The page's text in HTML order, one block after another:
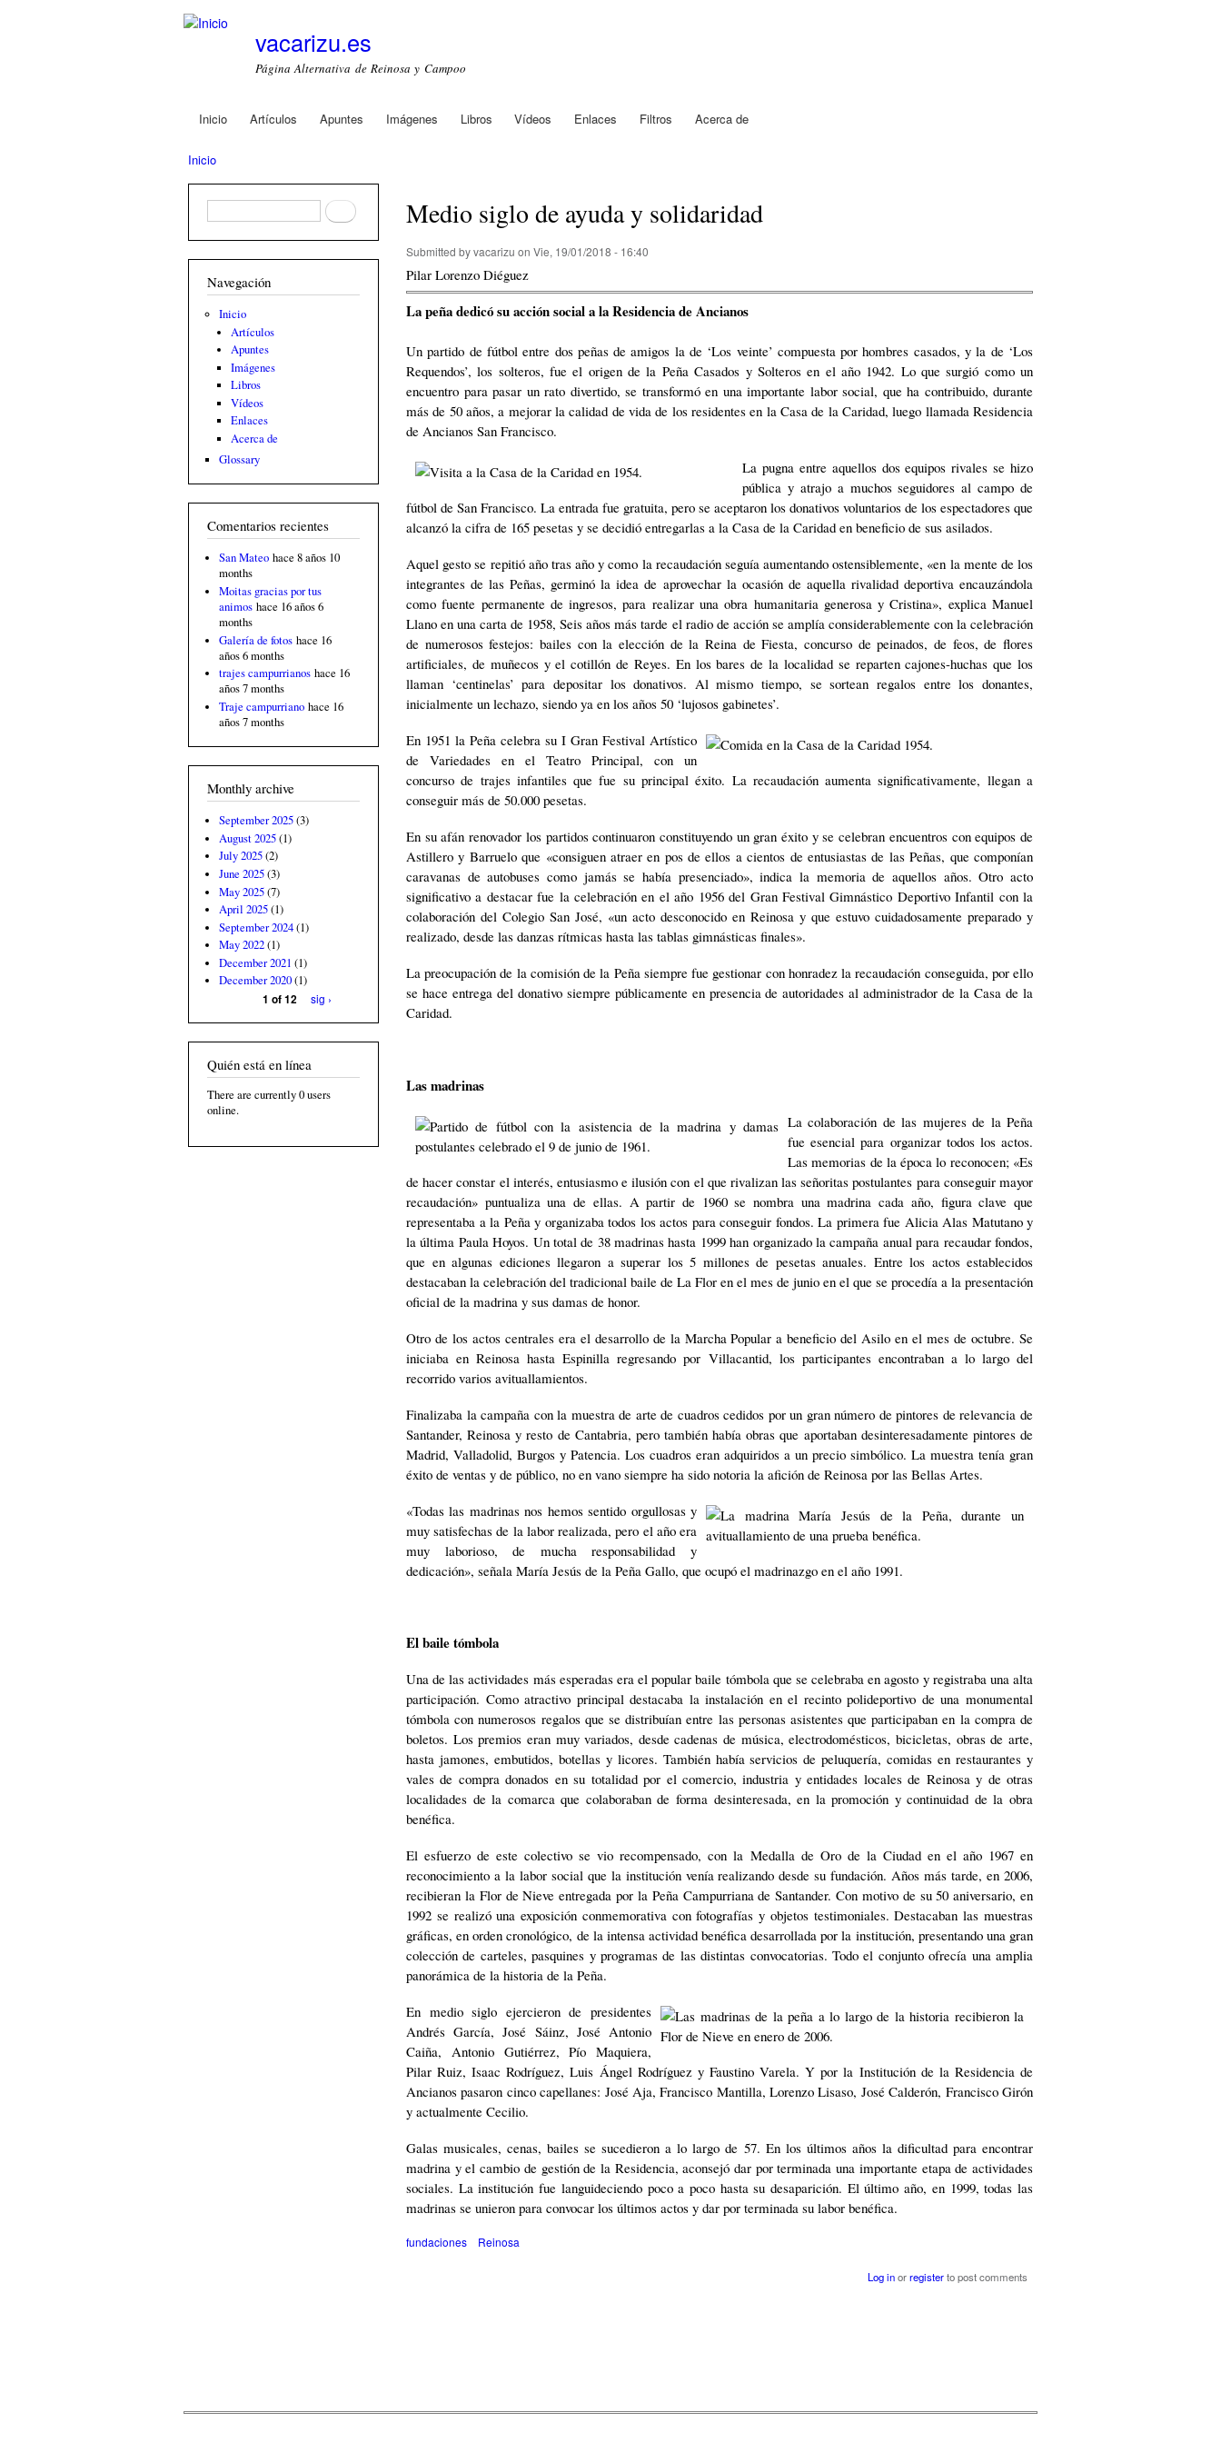
vacarizu.es
Página Alternativa de Reinosa y Campoo
Main menu
Inicio Artículos Apuntes Imágenes Libros Vídeos Enlaces Filtros Acerca de
Inicio
Formulario de búsquedaBuscar
Navegación
Inicio
Artículos
Apuntes
Imágenes
Libros
Vídeos
Enlaces
Acerca de
Glossary
Comentarios recientes
San Mateo hace 8 años 10
months
Moitas gracias por tus
animos hace 16 años 6
months
Galería de fotos hace 16
años 6 months
trajes campurrianos hace 16
años 7 months
Traje campurriano hace 16
años 7 months
Monthly archive
September 2025(3)
August 2025(1)
July 2025(2)
June 2025(3)
May 2025(7)
April 2025(1)
September 2024(1)
May 2022(1)
December 2021 (1)
December 2020(1)
1 of 12
sig ›
Quién está en línea
There are currently 0 users
online.
Medio siglo de ayuda y solidaridad
Submitted byvacarizu on Vie, 19/01/2018 - 16:40
Pilar Lorenzo Diéguez
La peña dedicó su acción social a la Residencia de Ancianos
Un partido de fútbol entre dos peñas de amigos la de ‘Los veinte’ compuesta por hombres casados, y la de ‘Los
Requendos’, los solteros, fue el origen de la Peña Casados y Solteros en el año 1942. Lo que surgió como un
encuentro para pasar un rato divertido, se transformó en una importante labor social, que ha contribuido, durante
más de 50 años, a mejorar la calidad de vida de los residentes en la Casa de la Caridad, luego llamada Residencia
de Ancianos San Francisco.
La pugna entre aquellos dos equipos rivales se hizo
pública y atrajo a muchos seguidores al campo de
fútbol de San Francisco. La entrada fue gratuita, pero se aceptaron los donativos voluntarios de los espectadores que
alcanzó la cifra de 165 pesetas y se decidió entregarlas a la Casa de la Caridad en beneficio de sus asilados.
Aquel gesto se repitió año tras año y como la recaudación seguía aumentando ostensiblemente, «en la mente de los
integrantes de las Peñas, germinó la idea de aprovechar la ocasión de aquella rivalidad deportiva encauzándola
como fuente permanente de ingresos, para realizar una obra humanitaria generosa y Cristina», explica Manuel
Llano en una carta de 1958, Seis años más tarde el radio de acción se amplía considerablemente con la celebración
de numerosos festejos: bailes con la elección de la Reina de Fiesta, concurso de peinados, de feos, de flores
artificiales, de muñecos y el cotillón de Reyes. En los bares de la localidad se reparten cajones-huchas que los
llaman ‘centinelas’ para depositar los donativos. Al mismo tiempo, se sortean regalos entre los donantes,
inicialmente un lechazo, siendo ya en los años 50 ‘lujosos gabinetes’.
En 1951 la Peña celebra su I Gran Festival Artístico
de Variedades en el Teatro Principal, con un
concurso de trajes infantiles que fue su principal éxito. La recaudación aumenta significativamente, llegan a
conseguir más de 50.000 pesetas.
En su afán renovador los partidos continuaron constituyendo un gran éxito y se celebran encuentros con equipos de
Astillero y Barruelo que «consiguen atraer en pos de ellos a cientos de entusiastas de las Peñas, que componían
caravanas de autobuses como jamás se había presenciado», indica la memoria de aquellos años. Otro acto
significativo a destacar fue la celebración en el año 1956 del Gran Festival Gimnástico Deportivo Infantil con la
colaboración del Colegio San José, «un acto desconocido en Reinosa y que estuvo cuidadosamente preparado y
realizado, desde las danzas rítmicas hasta las tablas gimnásticas finales».
La preocupación de la comisión de la Peña siempre fue gestionar con honradez la recaudación conseguida, por ello
se hace entrega del donativo siempre públicamente en presencia de autoridades al administrador de la Casa de la
Caridad.
Las madrinas
La colaboración de las mujeres de la Peña
fue esencial para organizar todos los actos.
Las memorias de la época lo reconocen; «Es
de hacer constar el interés, entusiasmo e ilusión con el que rivalizan las señoritas postulantes para conseguir mayor
recaudación» puntualiza una de ellas. A partir de 1960 se nombra una madrina cada año, figura clave que
representaba a la Peña y organizaba todos los actos para conseguir fondos. La primera fue Alicia Alas Matutano y
la última Paula Hoyos. Un total de 38 madrinas hasta 1999 han organizado la campaña anual para recaudar fondos,
que en algunas ediciones llegaron a superar los 5 millones de pesetas anuales. Entre los actos establecidos
destacaban la celebración del tradicional baile de La Flor en el mes de junio en el que se procedía a la presentación
oficial de la madrina y sus damas de honor.
Otro de los actos centrales era el desarrollo de la Marcha Popular a beneficio del Asilo en el mes de octubre. Se
iniciaba en Reinosa hasta Espinilla regresando por Villacantid, los participantes encontraban a lo largo del
recorrido varios avituallamientos.
Finalizaba la campaña con la muestra de arte de cuadros cedidos por un gran número de pintores de relevancia de
Santander, Reinosa y resto de Cantabria, pero también había obras que aportaban desinteresadamente pintores de
Madrid, Valladolid, Burgos y Patencia. Los cuadros eran adquiridos a un precio simbólico. La muestra tenía gran
éxito de ventas y de público, no en vano siempre ha sido notoria la afición de Reinosa por las Bellas Artes.
«Todas las madrinas nos hemos sentido orgullosas y
muy satisfechas de la labor realizada, pero el año era
muy laborioso, de mucha responsabilidad y
dedicación», señala María Jesús de la Peña Gallo, que ocupó el madrinazgo en el año 1991.
El baile tómbola
Una de las actividades más esperadas era el popular baile tómbola que se celebraba en agosto y registraba una alta
participación. Como atractivo principal destacaba la instalación en el recinto polideportivo de una monumental
tómbola con numerosos regalos que se distribuían entre las personas asistentes que participaban en la compra de
boletos. Los premios eran muy variados, desde cadenas de música, electrodomésticos, bicicletas, obras de arte,
hasta jamones, embutidos, botellas y licores. También había servicios de peluquería, comidas en restaurantes y
vales de compra donados en su totalidad por el comercio, industria y entidades locales de Reinosa y de otras
localidades de la comarca que colaboraban de forma desinteresada, en la promoción y continuidad de la obra
benéfica.
El esfuerzo de este colectivo se vio recompensado, con la Medalla de Oro de la Ciudad en el año 1967 en
reconocimiento a la labor social que la institución venía realizando desde su fundación. Años más tarde, en 2006,
recibieran la Flor de Nieve entregada por la Peña Campurriana de Santander. Con motivo de su 50 aniversario, en
1992 se realizó una exposición conmemorativa con fotografías y objetos testimoniales. Destacaban las muestras
gráficas, en orden cronológico, de la intensa actividad benéfica desarrollada por la institución, presentando una gran
colección de carteles, pasquines y programas de las distintas convocatorias. Todo el conjunto ofrecía una amplia
panorámica de la historia de la Peña.
En medio siglo ejercieron de presidentes
Andrés García, José Sáinz, José Antonio
Caiña, Antonio Gutiérrez, Pío Maquiera,
Pilar Ruiz, Isaac Rodríguez, Luis Ángel Rodríguez y Faustino Varela. Y por la Institución de la Residencia de
Ancianos pasaron cinco capellanes: José Aja, Francisco Mantilla, Lorenzo Lisaso, José Calderón, Francisco Girón
y actualmente Cecilio.
Galas musicales, cenas, bailes se sucedieron a lo largo de 57. En los últimos años la dificultad para encontrar
madrina y el cambio de gestión de la Residencia, aconsejó dar por terminada una importante etapa de actividades
sociales. La institución fue languideciendo poco a poco hasta su desaparición. El último año, en 1999, todas las
madrinas se unieron para convocar los últimos actos y dar por terminada su labor benéfica.
fundaciones Reinosa
Log inorregisterto post comments